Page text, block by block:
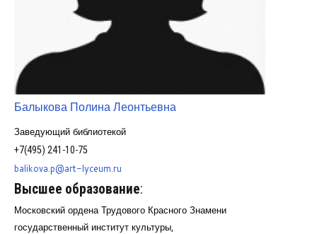
Доп. образование
Курсы повышения квалификации
Центр непрерывного образования
Конкурсы
Творческий инкубатор
Балыкова Полина Леонтьевна
Заведующий библиотекой
+7(495) 241-10-75
balikova.p@art-lyceum.ru
Высшее образование:
Московский ордена Трудового Красного Знамени
государственный институт культуры,